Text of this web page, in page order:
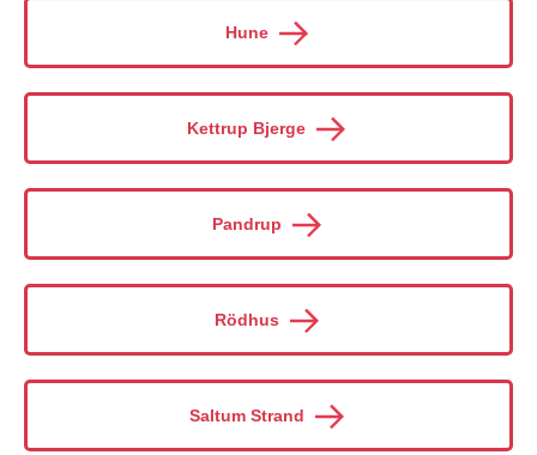
Hune
Kettrup Bjerge
Pandrup
Rödhus
Saltum Strand